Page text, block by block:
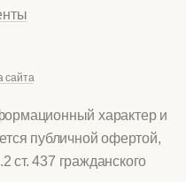
сайта
характер и
публичной офертой,
ст. 437 гражданского